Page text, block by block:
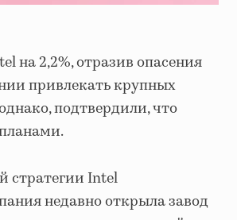
на 2,2%, отразив опасения
привлекать крупных
подтвердили, что
стратегии Intel
недавно открыла завод